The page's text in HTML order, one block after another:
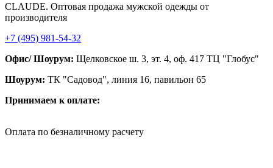
CLAUDE. Оптовая продажа мужской одежды от
производителя
+7 (495) 981-54-32
Офис/ Шоурум: Щелковское ш. 3, эт. 4, оф. 417 ТЦ "Глобус"
Шоурум: ТК "Садовод", линия 16, павильон 65
Принимаем к оплате:
Оплата по безналичному расчету